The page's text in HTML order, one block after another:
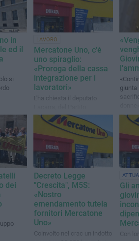
in
ed il
si
LAVORO
Mercatone Uno, c'è
uno spiraglio:
«Proroga della cassa
integrazione per i
lavoratori»
L'ha chiesta il deputato
Democratico, grazie
all'interessamento
dell'associazione Nuova
giunta
dei
Decreto Legge
"Crescita", M5S:
«Nostro
emendamento tutela
fornitori Mercatone
Uno»
Coinvolto nel crac un indotto
Gli
Con